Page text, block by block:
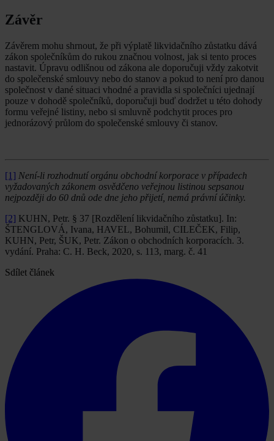
Závěr
Závěrem mohu shrnout, že při výplatě likvidačního zůstatku dává
zákon společníkům do rukou značnou volnost, jak si tento proces
nastavit. Úpravu odlišnou od zákona ale doporučuji vždy zakotvit
do společenské smlouvy nebo do stanov a pokud to není pro danou
společnost v dané situaci vhodné a pravidla si společníci ujednají
pouze v dohodě společníků, doporučuji buď dodržet u této dohody
formu veřejné listiny, nebo si smluvně podchytit proces pro
jednorázový průlom do společenské smlouvy či stanov.
[1] Není-li rozhodnutí orgánu obchodní korporace v případech
vyžadovaných zákonem osvědčeno veřejnou listinou sepsanou
nejpozději do 60 dnů ode dne jeho přijetí, nemá právní účinky.
[2] KUHN, Petr. § 37 [Rozdělení likvidačního zůstatku]. In:
ŠTENGLOVÁ, Ivana, HAVEL, Bohumil, CILEČEK, Filip,
KUHN, Petr, ŠUK, Petr. Zákon o obchodních korporacích. 3.
vydání. Praha: C. H. Beck, 2020, s. 113, marg. č. 41
Sdílet článek